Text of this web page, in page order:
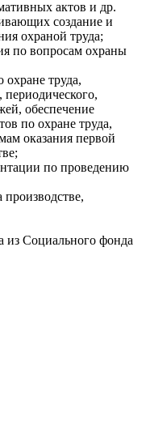
актов и др.
создание и
охраной труда;
по вопросам охраны
труда,
обеспечение
по охране труда,
оказания первой
по проведению
производстве,
из Социального фонда